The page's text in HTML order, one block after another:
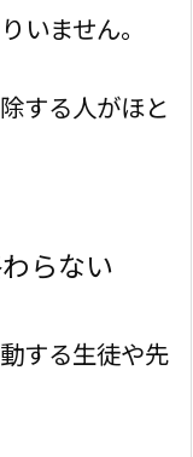
いません。
する人がほと
らない
する生徒や先